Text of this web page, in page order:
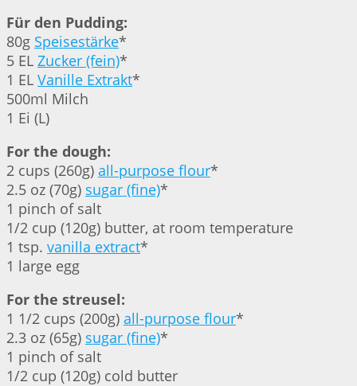
Für den Pudding:
80g Speisestärke*
5 EL Zucker (fein)*
1 EL Vanille Extrakt*
500ml Milch
1 Ei (L)
For the dough:
2 cups (260g) all-purpose flour*
2.5 oz (70g) sugar (fine)*
1 pinch of salt
1/2 cup (120g) butter, at room temperature
1 tsp. vanilla extract*
1 large egg
For the streusel:
1 1/2 cups (200g) all-purpose flour*
2.3 oz (65g) sugar (fine)*
1 pinch of salt
1/2 cup (120g) cold butter